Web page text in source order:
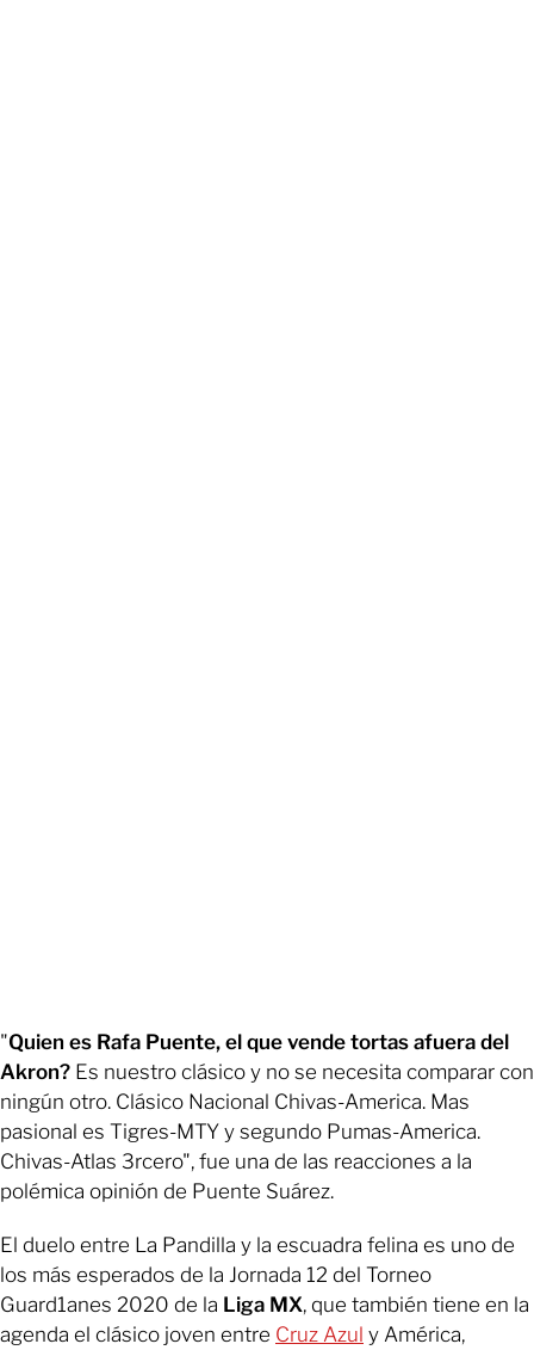
"Quien es Rafa Puente, el que vende tortas afuera del
Akron? Es nuestro clásico y no se necesita comparar con
ningún otro. Clásico Nacional Chivas-America. Mas
pasional es Tigres-MTY y segundo Pumas-America.
Chivas-Atlas 3rcero", fue una de las reacciones a la
polémica opinión de Puente Suárez.
El duelo entre La Pandilla y la escuadra felina es uno de
los más esperados de la Jornada 12 del Torneo
Guard1anes 2020 de la Liga MX, que también tiene en la
agenda el clásico joven entre Cruz Azul y América,